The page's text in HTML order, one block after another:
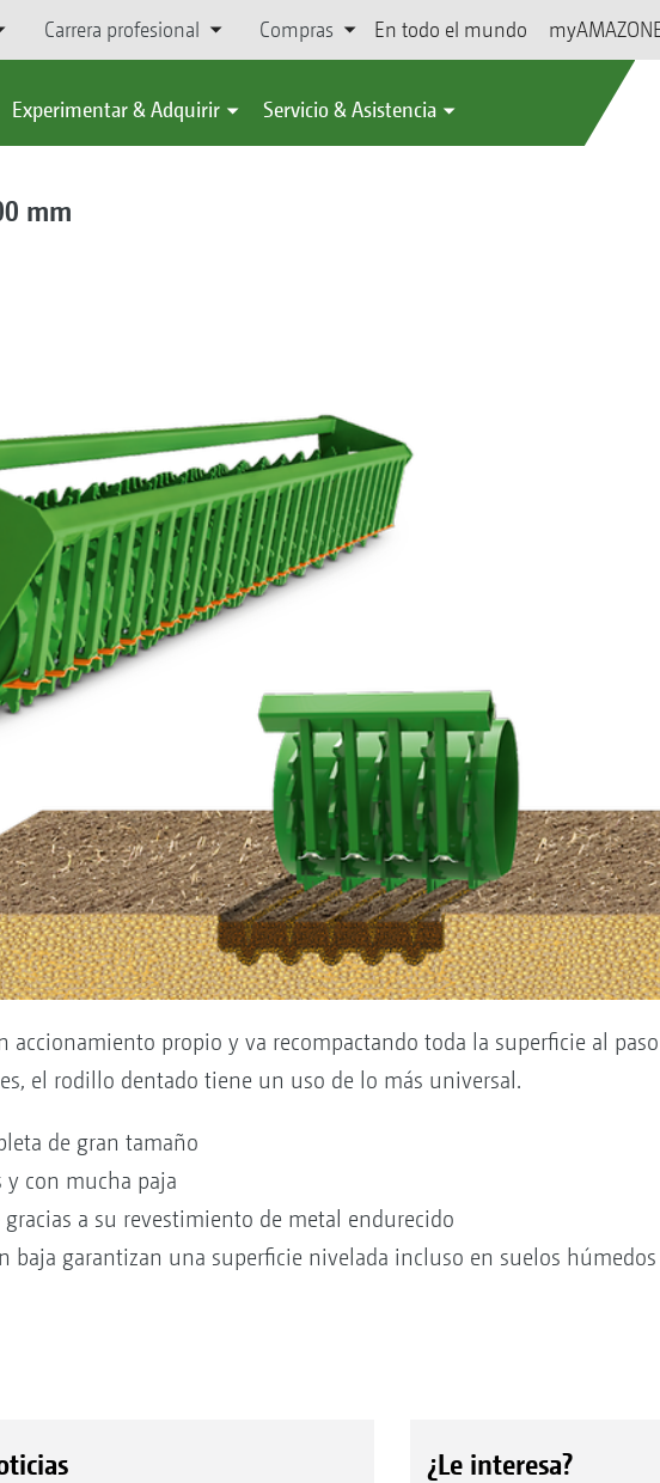
Carrera profesional Compras En todo el mundo
Experimentar & Adquirir Servicio & Asistencia
mm
propio y va recompactando toda la superficie al
el rodillo dentado tiene un uso de lo más universal.
de gran tamaño
y con mucha paja
a su revestimiento de metal endurecido
baja garantizan una superficie nivelada incluso en suelos húmedos
¿Le interesa?